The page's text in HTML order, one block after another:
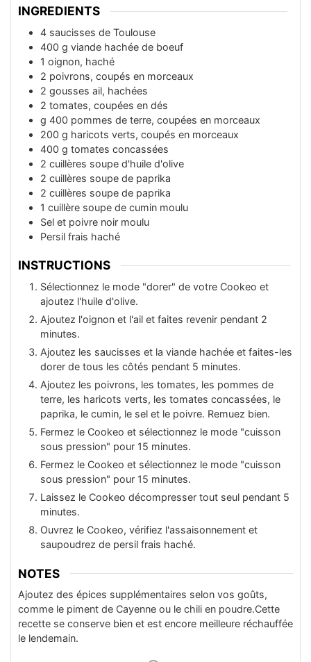
INGREDIENTS
4 saucisses de Toulouse
40 0 g viande hachée de boeuf
1 oignon, haché
2 poivrons, coupés en morceaux
2 gousses ail, hachées
2 tomates, coupées en dés
g 400 pommes de terre, coupées en morceaux
200 g haricots verts, coupés en morceaux
400 g tomates concassées
2 cuillères soupe d'huile d'olive
2 cuillères soupe de paprika
2 cuillères soupe de paprika
1 cuillère soupe de cumin moulu
Sel et poivre noir moulu
Persil frais haché
INSTRUCTIONS
Sélectionnez le mode "dorer" de votre Cookeo et
ajoutez l'huile d'olive.
Ajoutez l'oignon et l'ail et faites revenir pendant 2
minutes.
Ajoutez les saucisses et la viande hachée et faites-les
dorer de tous les côtés pendant 5 minutes.
Ajoutez les poivrons, les tomates, les pommes de
terre, les haricots verts, les tomates concassées, le
paprika, le cumin, le sel et le poivre. Remuez bien.
Fermez le Cookeo et sélectionnez le mode "cuisson
sous pression" pour 15 minutes.
Fermez le Cookeo et sélectionnez le mode "cuisson
sous pression" pour 15 minutes.
Laissez le Cookeo décompresser tout seul pendant 5
minutes.
Ouvrez le Cookeo, vérifiez l'assaisonnement et
saupoudrez de persil frais haché.
NOTES
Ajoutez des épices supplémentaires selon vos goûts,
comme le piment de Cayenne ou le chili en poudre.Cette
recette se conserve bien et est encore meilleure réchauffée
le lendemain.